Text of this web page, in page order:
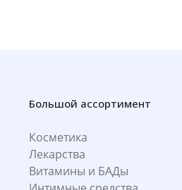
Большой ассортимент
Косметика
Лекарства
Витамины и БАДы